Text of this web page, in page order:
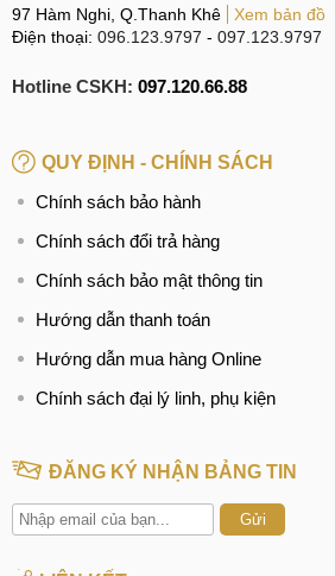
97 Hàm Nghi, Q.Thanh Khê
Xem bản đồ
Điện thoại: 096.123.9797 - 097.123.9797
Hotline CSKH: 097.120.66.88
QUY ĐỊNH - CHÍNH SÁCH
Chính sách bảo hành
Chính sách đổi trả hàng
Chính sách bảo mật thông tin
Hướng dẫn thanh toán
Hướng dẫn mua hàng Online
Chính sách đại lý linh, phụ kiện
ĐĂNG KÝ NHẬN BẢNG TIN
Gửi